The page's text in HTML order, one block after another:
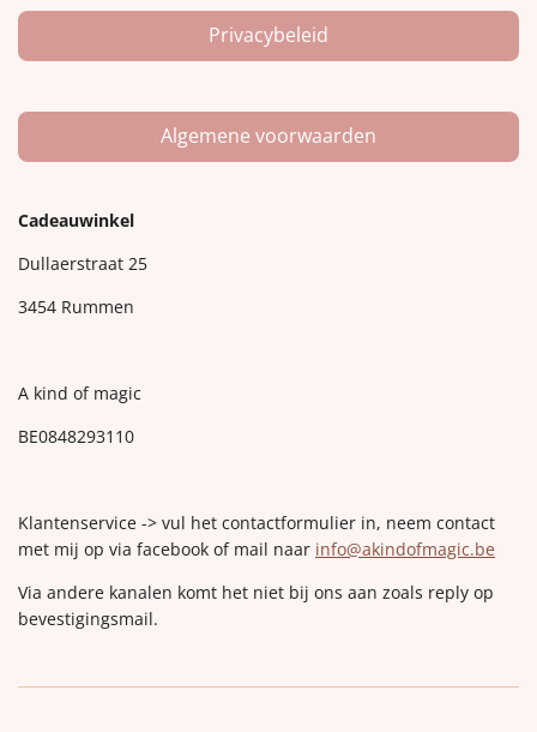
Privacybeleid
Algemene voorwaarden
Cadeauwinkel
Dullaerstraat 25
3454 Rummen
A kind of magic
BE0848293110
Klantenservice -> vul het contactformulier in, neem contact
met mij op via facebook of mail naar info@akindofmagic.be
Via andere kanalen komt het niet bij ons aan zoals reply op
bevestigingsmail.